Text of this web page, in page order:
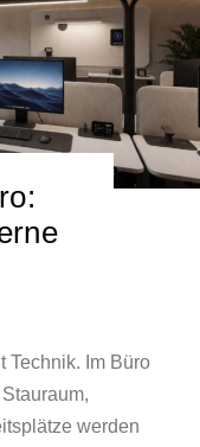
Technik. Im Büro
werden